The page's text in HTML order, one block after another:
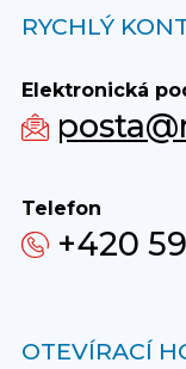
RYCHLÝ
Elektronická
Telefon
+420
OTEVÍRACÍ